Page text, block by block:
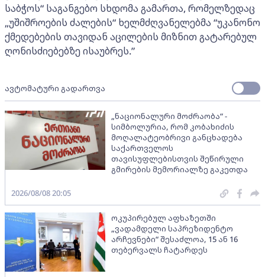
საბჭოს“ საგანგებო სხდომა გამართა, რომელზედაც
„უშიშროების ძალების“ ხელმძღვანელებმა “უკანონო
ქმედებების თავიდან აცილების მიზნით გატარებულ
ღონისძიებებზე ისაუბრეს.”
ავტომატური გადართვა
„ნაციონალური მოძრაობა“ -
სიმბოლურია, რომ კობახიძის
მოღალატეობრივი განცხადება
საქართველოს
თავისუფლებისთვის შეწირული
გმირების მემორიალზე გაკეთდა
2026/08/08 20:05
ოკუპირებულ აფხაზეთში
„ვადამდელი საპრეზიდენტო
არჩევნები“ შესაძლოა, 15 ან 16
თებერვალს ჩატარდეს